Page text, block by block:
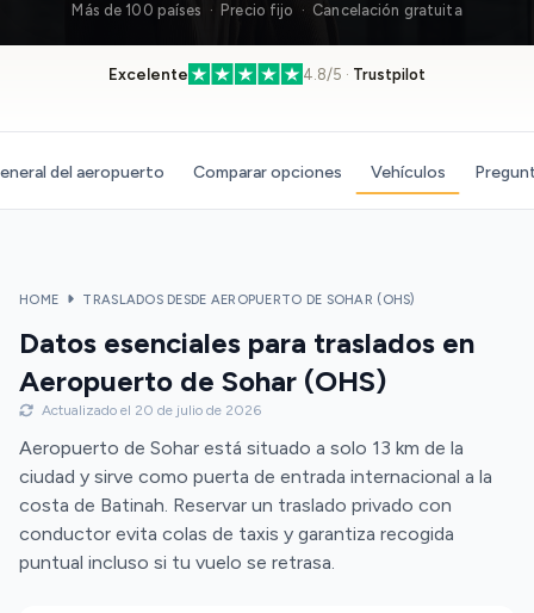
Más de 100 países · Precio fijo · Cancelación gratuita
Excelente 4.8/5 · Trustpilot
del aeropuerto Comparar opciones Vehículos
HOME TRASLADOS DESDE AEROPUERTO DE SOHAR (OHS)
Datos esenciales para traslados en
Aeropuerto de Sohar (OHS)
Actualizado el 20 de julio de 2026
Aeropuerto de Sohar está situado a solo 13 km de la
ciudad y sirve como puerta de entrada internacional a la
costa de Batinah. Reservar un traslado privado con
conductor evita colas de taxis y garantiza recogida
puntual incluso si tu vuelo se retrasa.